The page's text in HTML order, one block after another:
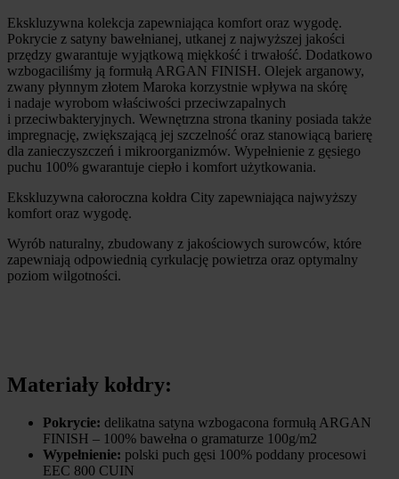
Ekskluzywna kolekcja zapewniająca komfort oraz wygodę.
Pokrycie z satyny bawełnianej, utkanej z najwyższej jakości
przędzy gwarantuje wyjątkową miękkość i trwałość. Dodatkowo
wzbogaciliśmy ją formułą ARGAN FINISH. Olejek arganowy,
zwany płynnym złotem Maroka korzystnie wpływa na skórę
i nadaje wyrobom właściwości przeciwzapalnych
i przeciwbakteryjnych. Wewnętrzna strona tkaniny posiada także
impregnację, zwiększającą jej szczelność oraz stanowiącą barierę
dla zanieczyszczeń i mikroorganizmów. Wypełnienie z gęsiego
puchu 100% gwarantuje ciepło i komfort użytkowania.
Ekskluzywna całoroczna kołdra City zapewniająca najwyższy
komfort oraz wygodę.
Wyrób naturalny, zbudowany z jakościowych surowców, które
zapewniają odpowiednią cyrkulację powietrza oraz optymalny
poziom wilgotności.
Materiały kołdry:
Pokrycie: delikatna satyna wzbogacona formułą ARGAN
FINISH – 100% bawełna o gramaturze 100g/m2
Wypełnienie: polski puch gęsi 100% poddany procesowi
EEC 800 CUIN